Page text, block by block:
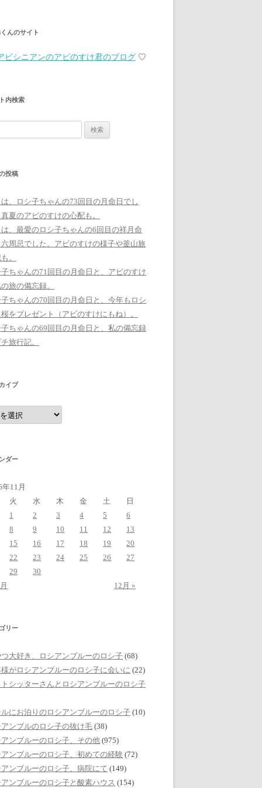
んのサイト
ビシニアンのアビのすけ君のブログ ♡
内検索
投稿
、ロシ子ちゃんの73回目の月命日でし
夏のアビのすけの心配も。
、最愛のロシ子ちゃんの6回目の祥月命
周忌でした。アビのすけの様子や釜山旅
。
ちゃんの71回目の月命日と、アビのすけ
旅の備忘録。
ちゃんの70回目の月命日と、今年もロシ
をプレゼント（アビのすけにもね）。
ちゃんの69回目の月命日と、私の備忘録
旅行記。
イブ
ダー
年11月
火
水 木 金 土
日
1
2 3 4 5
6
8
9 10 11 12
13
15
16 17 18 19
20
22
23 24 25 26
27
29
30
12月 »
リー
大好き、ロシアンブルーのロシ子 (68)
がロシアンブルーのロシ子に会いに (22)
シッターさんとロシアンブルーのロシ子
にお泊りのロシアンブルーのロシ子 (10)
ンブルのロシ子の抜け毛 (38)
ンブルーのロシ子、その他 (975)
ンブルーのロシ子、初めての経験 (72)
ンブルーのロシ子、病院にて (149)
ンブルーのロシ子と酸素ハウス (154)